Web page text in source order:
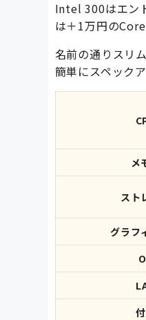
Intel 300はエン
は＋1万円の
名前の通りスリ
簡単にスペック
メ
スト
グラフ